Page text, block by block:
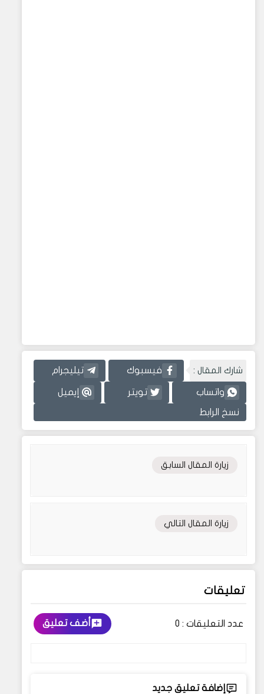
شارك المقال : فيسبوك تيليجرام
واتساب تويتر إيميل
نسخ الرابط
زيارة المقال السابق
زيارة المقال التالي
تعليقات
عدد التعليقات : 0 أضف تعليق
إضافة تعليق جديد